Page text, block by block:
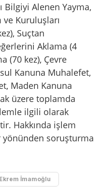
Bilgiyi Alenen Yayma,
Kuruluşları
Suçtan
Aklama (4
(70 kez), Çevre
Kanuna Muhalefet,
Maden Kanuna
üzere toplamda
ilgili olarak
Hakkında işlem
yönünden soruşturma
Ekrem İmamoğlu